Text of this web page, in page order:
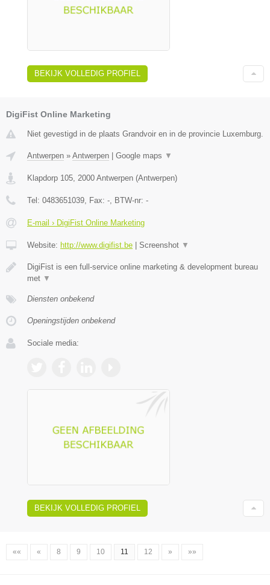
BEKIJK VOLLEDIG PROFIEL
DigiFist Online Marketing
Niet gevestigd in de plaats Grandvoir en in de provincie Luxemburg.
Antwerpen » Antwerpen Google maps ▼
Klapdorp 105 2000 Antwerpen (Antwerpen)
Tel: 0483651039 , Fax: - , BTW-nr: -
E-mail › DigiFist Online Marketing
Website: http://www.digifist.be Screenshot ▼
DigiFist is een full-service online marketing & development bureau
met ▼
Diensten onbekend
Openingstijden onbekend
Sociale media:
BEKIJK VOLLEDIG PROFIEL
«« « 8 9 10 11 12 » »»